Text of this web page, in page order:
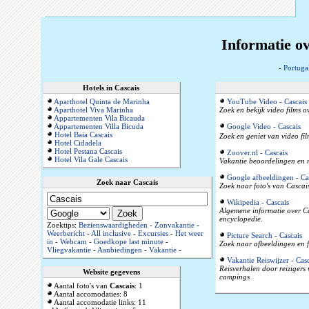
Informatie
-
Hotels in Cascais
Aparthotel Quinta de Marinha
Aparthotel Viva Marinha
Appartementen Vila Bicauda
Appartementen Villa Bicuda
Hotel Baia Cascais
Hotel Cidadela
Hotel Pestana Cascais
Hotel Vila Gale Cascais
Zoek naar Cascais
Zoektips: Bezienswaardigheden- Zonvakantie-
Weerbericht-All inclusive- Excursies- Het weer
in- Webcam- Goedkope last minute-
Vliegvakantie-Aanbiedingen- Vakantie-
Website gegevens
Aantal foto's van Cascais: 1
Aantal accomodaties: 8
Aantal accomodatie links: 11
YouTube Video - Cascais
Zoek en bekijk video films
Google Video - Cascais
Zoek en geniet van video
Zoover.nl - Cascais
Vakantie beoordelingen en
Google afbeeldingen -
Zoek naar foto's van
Wikipedia - Cascais
Algemene informatie over
encyclopedie.
Picture Search - Cascais
Zoek naar afbeeldingen en
Vakantie Reiswijzer -
Reisverhalen door reizigers
campings